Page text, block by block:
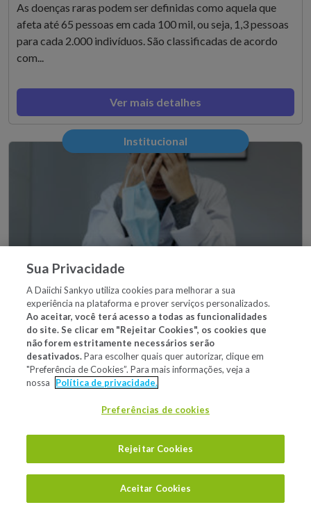
As doenças raras podem ser definidas como aquela que
afeta até 65 pessoas em cada 100 mil, ou seja, 1,3 pessoas
para cada 2.000 indivíduos. São classificadas de acordo
com...
Ver mais detalhes
Institucional
Como a síndrome de Burnout afeta médicos
e outros profissionais de saúde?
Comum entre os médicos, a síndrome de Burnout é
responsável por diversos sintomas prejudiciais à prática
clínica. Reconhecer hábitos nocivos à saúde mental é
Sua Privacidade
A Daiichi Sankyo utiliza cookies para melhorar a sua
experiência na plataforma e prover serviços personalizados.
Ao aceitar, você terá acesso a todas as funcionalidades
do site. Se clicar em "Rejeitar Cookies", os cookies que
não forem estritamente necessários serão
desativados.Para escolher quais quer autorizar, clique em
"Preferência de Cookies”. Para mais informações, veja a
nossa
Política de privacidade.
Preferências de cookies
Rejeitar Cookies
Aceitar Cookies